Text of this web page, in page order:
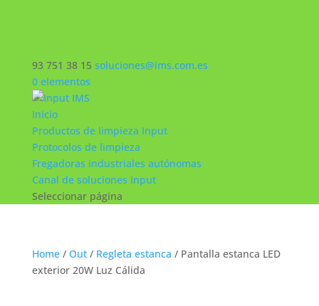
93 751 38 15 soluciones@ims.com.es
0 elementos
Inicio
Productos de limpieza Input
Protocolos de limpieza
Fregadoras industriales autónomas
Canal de soluciones Input
Seleccionar página
Home/ Out/ Regleta estanca / Pantalla estanca LED
exterior 20W Luz Cálida